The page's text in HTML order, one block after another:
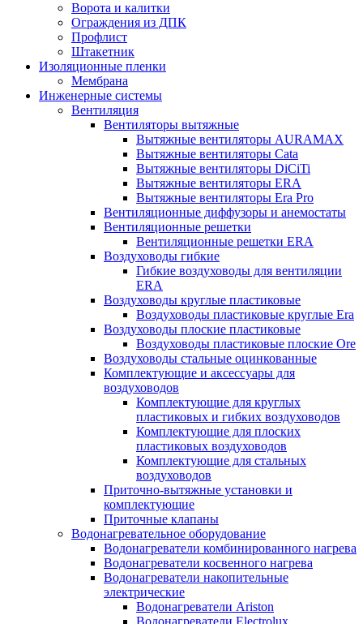
Ворота и калитки
Ограждения из ДПК
Профлист
Штакетник
Изоляционные пленки
Мембрана
Инженерные системы
Вентиляция
Вентиляторы вытяжные
Вытяжные вентиляторы AURAMAX
Вытяжные вентиляторы Cata
Вытяжные вентиляторы DiCiTi
Вытяжные вентиляторы ERA
Вытяжные вентиляторы Era Pro
Вентиляционные диффузоры и анемостаты
Вентиляционные решетки
Вентиляционные решетки ERA
Воздуховоды гибкие
Гибкие воздуховоды для вентиляции
ERA
Воздуховоды круглые пластиковые
Воздуховоды пластиковые круглые Era
Воздуховоды плоские пластиковые
Воздуховоды пластиковые плоские Ore
Воздуховоды стальные оцинкованные
Комплектующие и аксессуары для
воздуховодов
Комплектующие для круглых
пластиковых и гибких воздуховодов
Комплектующие для плоских
пластиковых воздуховодов
Комплектующие для стальных
воздуховодов
Приточно-вытяжные установки и
комплектующие
Приточные клапаны
Водонагревательное оборудование
Водонагреватели комбинированного нагрева
Водонагреватели косвенного нагрева
Водонагреватели накопительные
электрические
Водонагреватели Ariston